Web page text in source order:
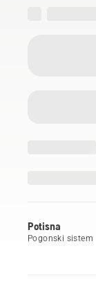
Potisna
Pogonski sistem